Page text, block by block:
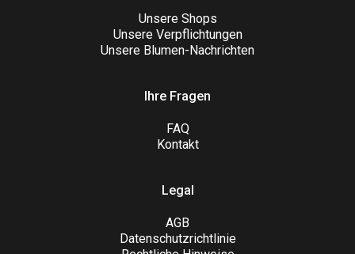
Unsere Shops
Unsere Verpflichtungen
Unsere Blumen-Nachrichten
Ihre Fragen
FAQ
Kontakt
Legal
AGB
Datenschutzrichtlinie